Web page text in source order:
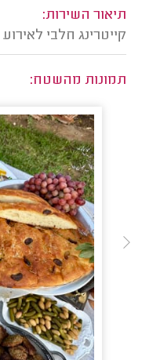
תיאור השירות:
קייטרינג חלבי לאירוע עם 35 איש
תמונות מהשטח: